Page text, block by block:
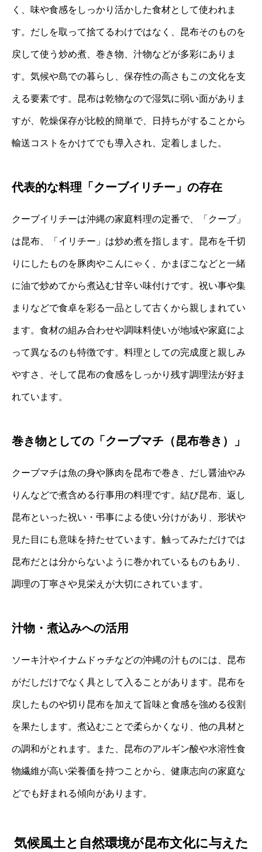
く、味や食感をしっかり活かした食材として使われま
す。だしを取って捨てるわけではなく、昆布そのものを
戻して使う炒め煮、巻き物、汁物などが多彩にありま
す。気候や島での暮らし、保存性の高さもこの文化を支
える要素です。昆布は乾物なので湿気に弱い面がありま
すが、乾燥保存が比較的簡単で、日持ちがすることから
輸送コストをかけてでも導入され、定着しました。
代表的な料理「クーブイリチー」の存在
クーブイリチーは沖縄の家庭料理の定番で、「クーブ」
は昆布、「イリチー」は炒め煮を指します。昆布を千切
りにしたものを豚肉やこんにゃく、かまぼこなどと一緒
に油で炒めてから煮込む甘辛い味付けです。祝い事や集
まりなどで食卓を彩る一品として古くから親しまれてい
ます。食材の組み合わせや調味料使いが地域や家庭によ
って異なるのも特徴です。料理としての完成度と親しみ
やすさ、そして昆布の食感をしっかり残す調理法が好ま
れています。
巻き物としての「クーブマチ（昆布巻き）」
クーブマチは魚の身や豚肉を昆布で巻き、だし醤油やみ
りんなどで煮含める行事用の料理です。結び昆布、返し
昆布といった祝い・弔事による使い分けがあり、形状や
見た目にも意味を持たせています。触ってみただけでは
昆布だとは分からないように巻かれているものもあり、
調理の丁寧さや見栄えが大切にされています。
汁物・煮込みへの活用
ソーキ汁やイナムドゥチなどの沖縄の汁ものには、昆布
がだしだけでなく具として入ることがあります。昆布を
戻したものや切り昆布を加えて旨味と食感を強める役割
を果たします。煮込むことで柔らかくなり、他の具材と
の調和がとれます。また、昆布のアルギン酸や水溶性食
物繊維が高い栄養価を持つことから、健康志向の家庭な
どでも好まれる傾向があります。
気候風土と自然環境が昆布文化に与えた